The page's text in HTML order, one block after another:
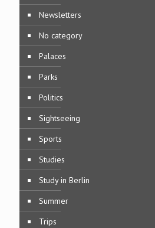
Newsletters
No category
Palaces
Parks
Politics
Sightseeing
Sports
Studies
Study in Berlin
Summer
Trips